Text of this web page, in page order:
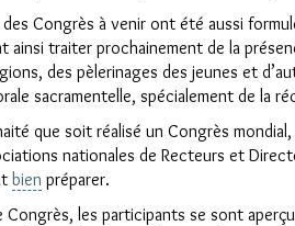
Congrès à venir ont été aussi
ainsi traiter prochainement de la
des pèlerinages des jeunes et
sacramentelle, spécialement de la
que soit réalisé un Congrès
nationales de Recteurs et
bien préparer.
Congrès, les participants se sont